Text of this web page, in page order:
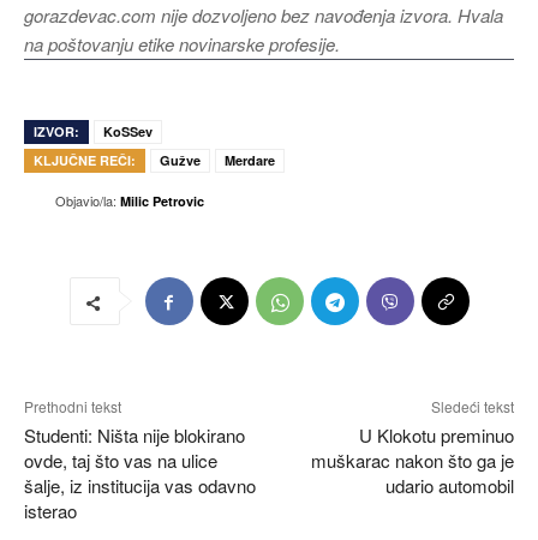
gorazdevac.com nije dozvoljeno bez navođenja izvora. Hvala
na poštovanju etike novinarske profesije.
IZVOR:
KoSSev
KLJUČNE REČI:
Gužve Merdare
Objavio/la: Milic Petrovic
Prethodni tekst
Studenti: Ništa nije blokirano
ovde, taj što vas na ulice
šalje, iz institucija vas odavno
isterao
Sledeći tekst
U Klokotu preminuo
muškarac nakon što ga je
udario automobil